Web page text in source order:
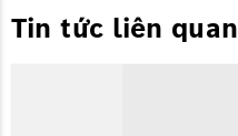
Tin tức liên quan